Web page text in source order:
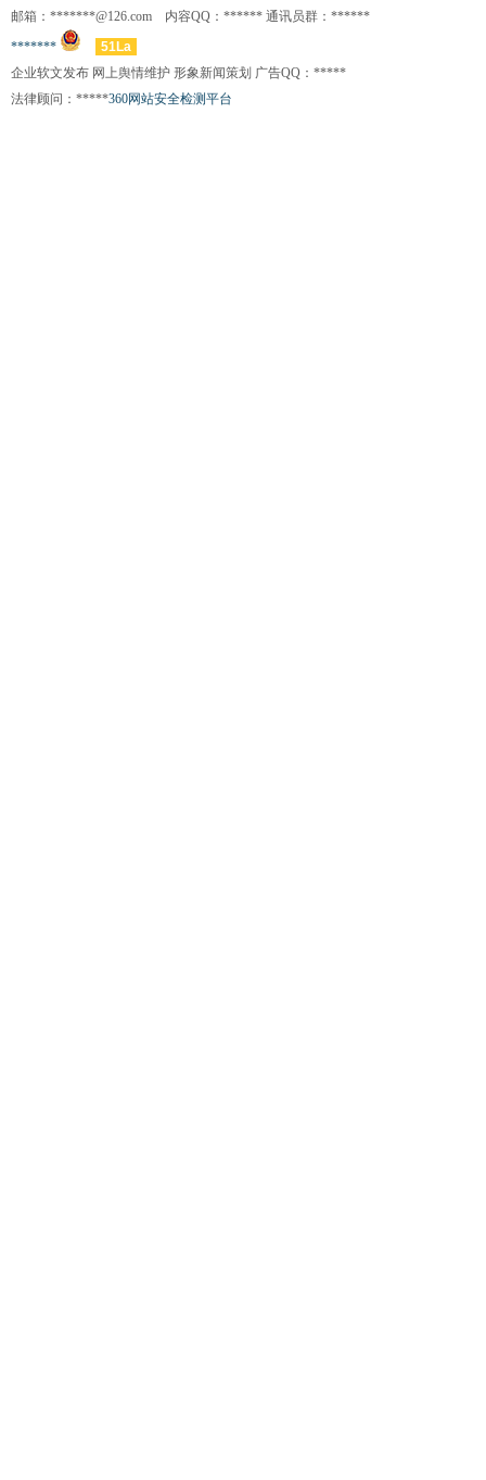
邮箱：*******@126.com 内容QQ：****** 通讯员群：******
*******
51La
企业软文发布 网上舆情维护 形象新闻策划 广告QQ：*****
法律顾问：*****360网站安全检测平台